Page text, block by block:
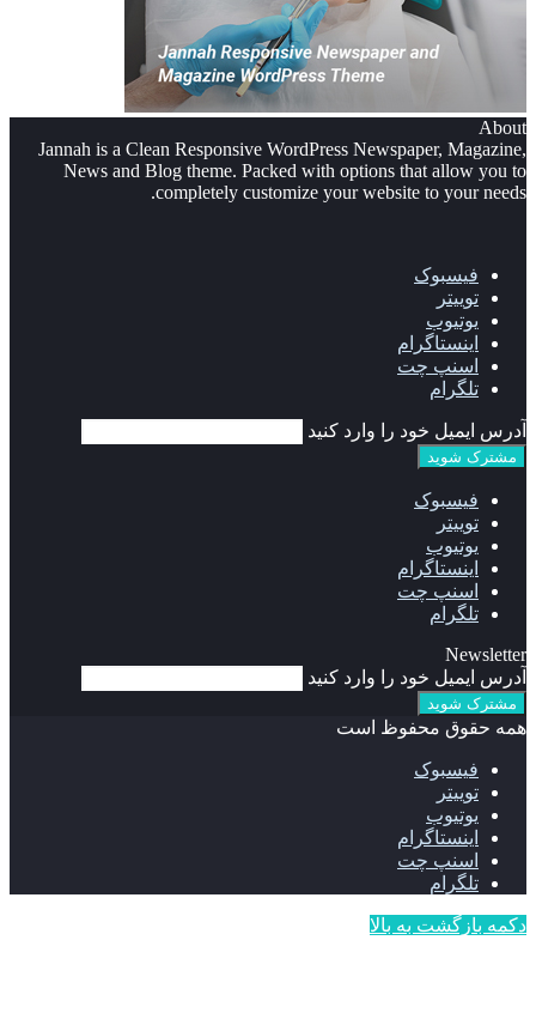
About
Jannah is a Clean Responsive WordPress Newspaper, Magazine,
News and Blog theme. Packed with options that allow you to
completely customize your website to your needs.
فیسبوک
توییتر
یوتیوب
اینستاگرام
اسنپ چت
تلگرام
آدرس ایمیل خود را وارد کنید
فیسبوک
توییتر
یوتیوب
اینستاگرام
اسنپ چت
تلگرام
Newsletter
آدرس ایمیل خود را وارد کنید
همه حقوق محفوظ است
فیسبوک
توییتر
یوتیوب
اینستاگرام
اسنپ چت
تلگرام
دکمه بازگشت به بالا